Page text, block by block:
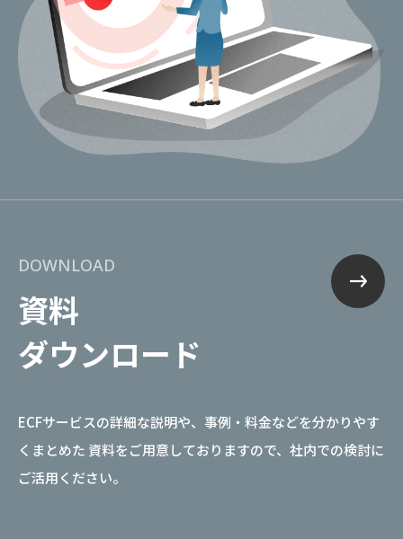
DOWNLOAD
資料
ダウンロード
ECFサービスの詳細な説明や、事例・料金などを分かりやす
くまとめた 資料をご用意しておりますので、社内での検討に
ご活用ください。